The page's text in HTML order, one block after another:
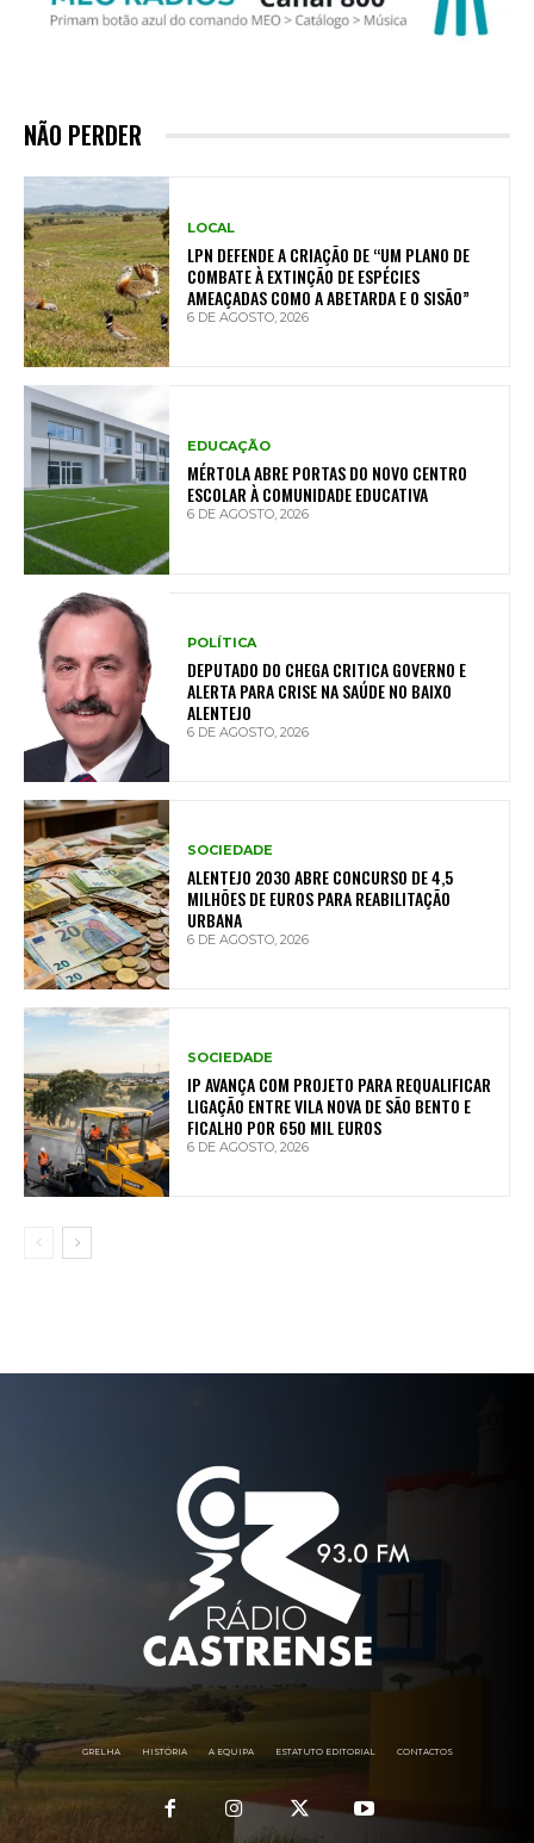
NÃO PERDER
LOCAL
LPN DEFENDE A CRIAÇÃO DE “UM PLANO DE
COMBATE À EXTINÇÃO DE ESPÉCIES
AMEAÇADAS COMO A ABETARDA E O SISÃO”
6 DE AGOSTO, 2026
EDUCAÇÃO
MÉRTOLA ABRE PORTAS DO NOVO CENTRO
ESCOLAR À COMUNIDADE EDUCATIVA
6 DE AGOSTO, 2026
POLÍTICA
DEPUTADO DO CHEGA CRITICA GOVERNO E
ALERTA PARA CRISE NA SAÚDE NO BAIXO
ALENTEJO
6 DE AGOSTO, 2026
SOCIEDADE
ALENTEJO 2030 ABRE CONCURSO DE 4,5
MILHÕES DE EUROS PARA REABILITAÇÃO
URBANA
6 DE AGOSTO, 2026
SOCIEDADE
IP AVANÇA COM PROJETO PARA REQUALIFICAR
LIGAÇÃO ENTRE VILA NOVA DE SÃO BENTO E
FICALHO POR 650 MIL EUROS
6 DE AGOSTO, 2026
GRELHA HISTÓRIA A EQUIPA ESTATUTO EDITORIAL CONTACTOS